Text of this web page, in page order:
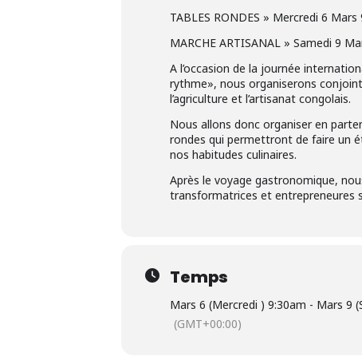
TABLES RONDES » Mercredi 6
MARCHE ARTISANAL » Samedi 9
A l’occasion de la journée
rythme», nous organiserons
l’agriculture et l’artisanat congolais.
Nous allons donc organiser en
rondes qui permettront de faire un
nos habitudes culinaires.
Après le voyage gastronomique,
transformatrices et entrepreneures
Temps
Mars 6 (Mercredi ) 9:30am - Mars 9
(GMT+00:00)